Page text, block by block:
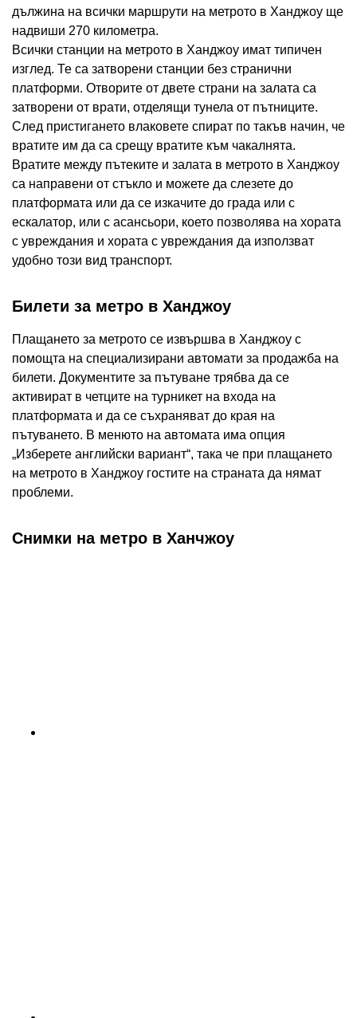
дължина на всички маршрути на метрото в Ханджоу ще
надвиши 270 километра.
Всички станции на метрото в Ханджоу имат типичен
изглед. Те са затворени станции без странични
платформи. Отворите от двете страни на залата са
затворени от врати, отделящи тунела от пътниците.
След пристигането влаковете спират по такъв начин, че
вратите им да са срещу вратите към чакалнята.
Вратите между пътеките и залата в метрото в Ханджоу
са направени от стъкло и можете да слезете до
платформата или да се изкачите до града или с
ескалатор, или с асансьори, което позволява на хората
с увреждания и хората с увреждания да използват
удобно този вид транспорт.
Билети за метро в Ханджоу
Плащането за метрото се извършва в Ханджоу с
помощта на специализирани автомати за продажба на
билети. Документите за пътуване трябва да се
активират в четците на турникет на входа на
платформата и да се съхраняват до края на
пътуването. В менюто на автомата има опция
„Изберете английски вариант“, така че при плащането
на метрото в Ханджоу гостите на страната да нямат
проблеми.
Снимки на метро в Ханчжоу